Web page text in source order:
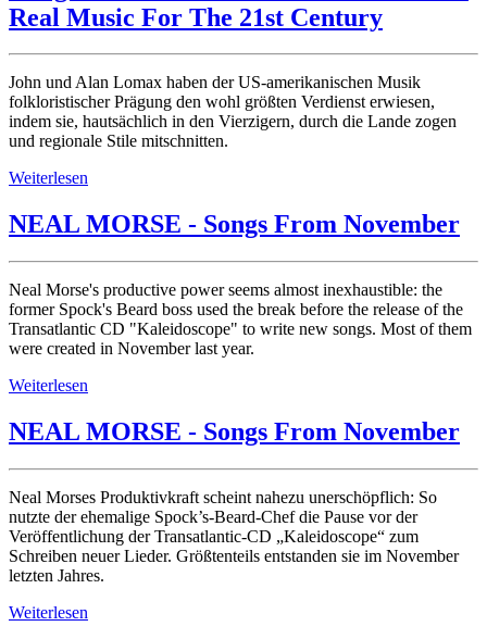
Real Music For The 21st Century
John und Alan Lomax haben der US-amerikanischen Musik
folkloristischer Prägung den wohl größten Verdienst erwiesen,
indem sie, hautsächlich in den Vierzigern, durch die Lande zogen
und regionale Stile mitschnitten.
Weiterlesen
NEAL MORSE - Songs From November
Neal Morse's productive power seems almost inexhaustible: the
former Spock's Beard boss used the break before the release of the
Transatlantic CD "Kaleidoscope" to write new songs. Most of them
were created in November last year.
Weiterlesen
NEAL MORSE - Songs From November
Neal Morses Produktivkraft scheint nahezu unerschöpflich: So
nutzte der ehemalige Spock’s-Beard-Chef die Pause vor der
Veröffentlichung der Transatlantic-CD „Kaleidoscope“ zum
Schreiben neuer Lieder. Größtenteils entstanden sie im November
letzten Jahres.
Weiterlesen